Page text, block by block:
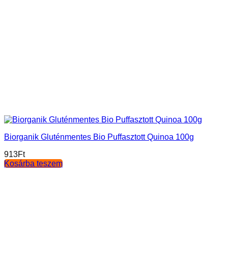
Biorganik Gluténmentes Bio Puffasztott Quinoa 100g
913Ft
Kosárba teszem